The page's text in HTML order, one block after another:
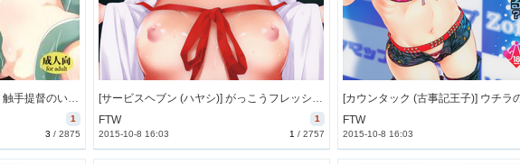
[スライム企画 (栗柚クリュー)] 触手提督のいる鎮守府 (艦隊これくしょん -艦これ-) [14M]
1
3 /2875
[サービスヘブン (ハヤシ)] がっこうフレッシュ (がっこうぐらし！) [別スキャン] [32M]
1
FTW
1 /2757
2015-10-8 16:03
FTW
2015-10-8 16:03